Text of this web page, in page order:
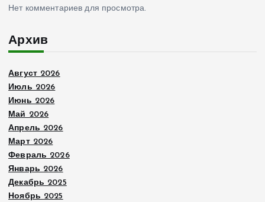
Нет комментариев для просмотра.
Архив
Август 2026
Июль 2026
Июнь 2026
Май 2026
Апрель 2026
Март 2026
Февраль 2026
Январь 2026
Декабрь 2025
Ноябрь 2025